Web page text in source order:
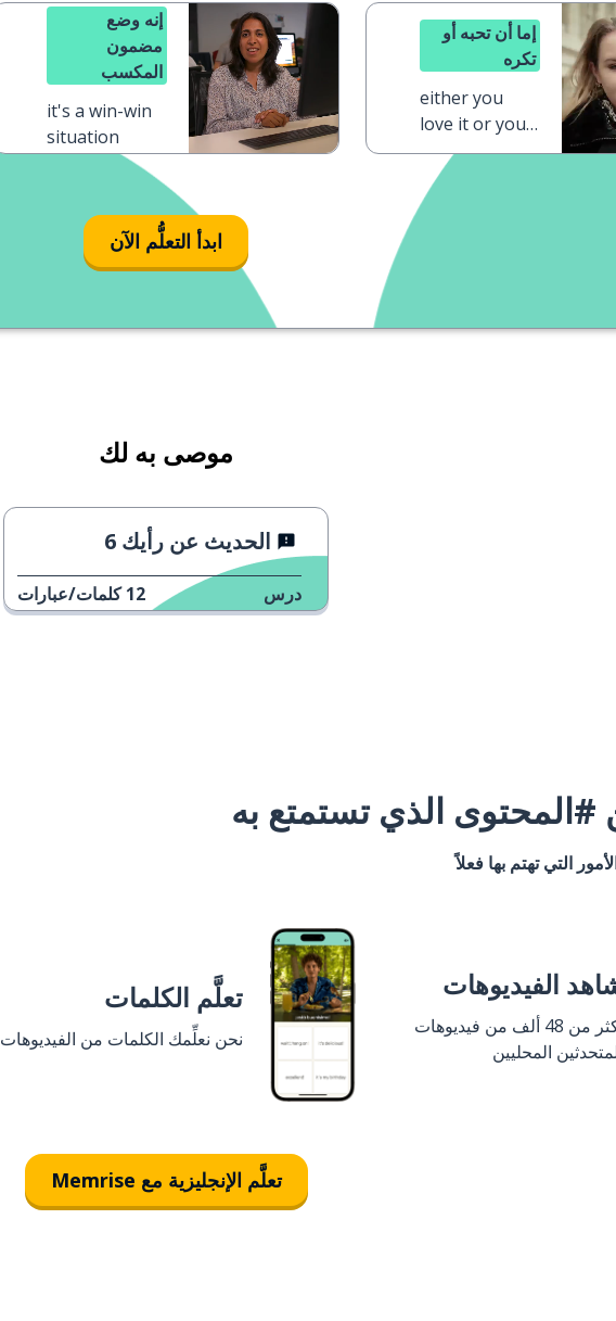
إما أن تحبه أو
تكره
either you
love it or you
hate it
إنه وضع
مضمون
المكسب
it's a win-win
situation
ابدأ التعلُّم الآن
موصى به لك
الحديث عن رأيك 6
درس 12 كلمات/عبارات
الذي تستمتع به
التي تهتم بها فعلاً
الفيديوهات
أكثر من 48 ألف من فيديوهات
المحليين
تعلَّم الكلمات
نحن نعلِّمك الكلمات من الفيديوهات
تعلَّم الإنجليزية مع Memrise